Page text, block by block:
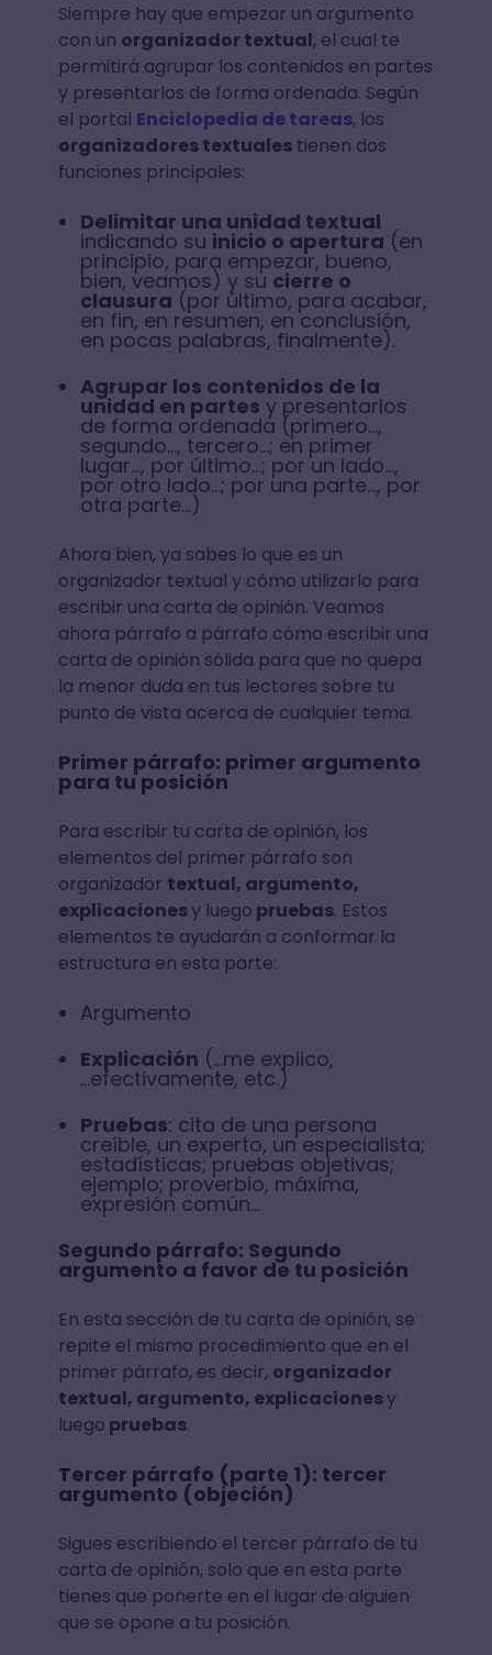
Siempre hay que empezar un argumento
con un organizador textual, el cual te
permitirá agrupar los contenidos en partes
y presentarlos de forma ordenada. Según
el portal Enciclopedia de tareas, los
organizadores textualestienen dos
funciones principales:
Delimitar una unidad textual
indicando su inicio o apertura (en
principio, para empezar, bueno,
bien, veamos) y su cierre o
clausura (por último, para acabar,
en fin, en resumen, en conclusión,
en pocas palabras, finalmente).
Agrupar los contenidos de la
unidad en partes y presentarlos
de forma ordenada (primero…,
segundo…, tercero…; en primer
lugar…, por último…; por un lado…,
por otro lado…; por una parte…, por
otra parte…)
Ahora bien, ya sabes lo que es un
organizador textual y cómo utilizarlo para
escribir una carta de opinión. Veamos
ahora párrafo a párrafo cómo escribir una
carta de opinión sólida para que no quepa
la menor duda en tus lectores sobre tu
punto de vista acerca de cualquier tema.
Primer párrafo: primer argumento
para tu posición
Para escribir tu carta de opinión, los
elementos del primer párrafo son
organizador textual, argumento,
explicacionesy luego pruebas. Estos
elementos te ayudarán a conformar la
estructura en esta parte:
Argumento
Explicación (...me explico,
...efectivamente, etc.)
Pruebas: cita de una persona
creíble, un experto, un especialista;
estadísticas; pruebas objetivas;
ejemplo; proverbio, máxima,
expresión común...
Segundo párrafo: Segundo
argumento a favor de tu posición
En esta sección de tu carta de opinión, se
repite el mismo procedimiento que en el
primer párrafo, es decir, organizador
textual, argumento, explicacionesy
luego pruebas.
Tercer párrafo (parte 1): tercer
argumento (objeción)
Sigues escribiendo el tercer párrafo de tu
carta de opinión, solo que en esta parte
tienes que ponerte en el lugar de alguien
que se opone a tu posición.